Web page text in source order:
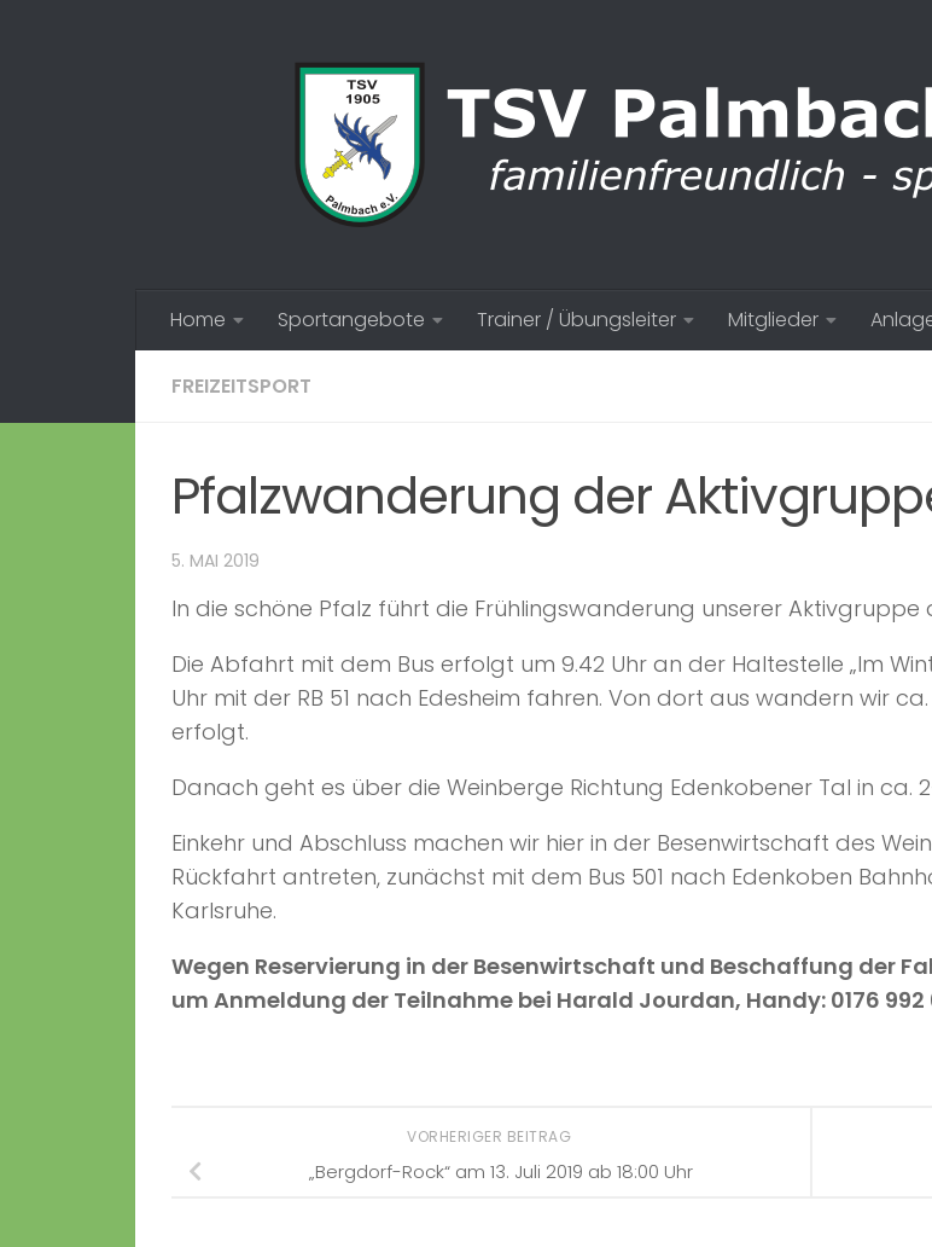
Home Sportangebote Trainer / Übungsleiter Mitglieder
FREIZEITSPORT
Pfalzwanderung der
5. MAI 2019
In die schöne Pfalz führt die Frühlingswanderung unserer Aktivgruppe
Die Abfahrt mit dem Bus erfolgt um 9.42 Uhr an der Haltestelle „Im
Uhr mit der RB 51 nach Edesheim fahren. Von dort aus wandern wir
erfolgt.
Danach geht es über die Weinberge Richtung Edenkobener Tal in ca.
Einkehr und Abschluss machen wir hier in der Besenwirtschaft des
Rückfahrt antreten, zunächst mit dem Bus 501 nach Edenkoben
Karlsruhe.
Wegen Reservierung in der Besenwirtschaft und Beschaffung der
um Anmeldung der Teilnahme bei Harald Jourdan, Handy: 0176
VORHERIGER BEITRAG
„Bergdorf-Rock“ am 13. Juli 2019 ab 18:00 Uhr